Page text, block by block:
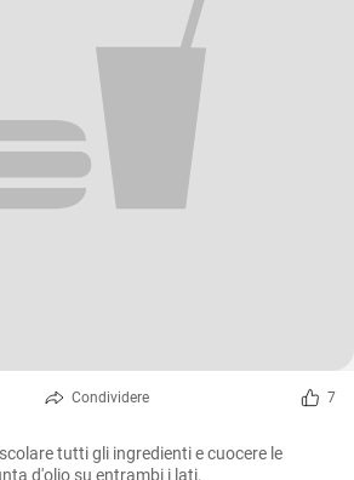
Condividere 7
tutti gli ingredienti e cuocere le
d'olio su entrambi i lati.